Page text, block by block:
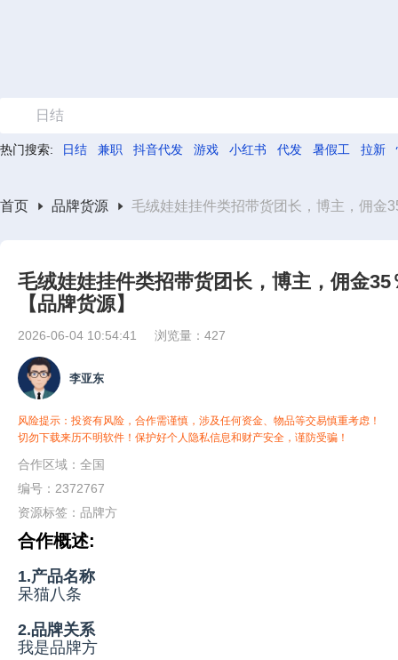
日结
热门搜索: 日结 兼职 抖音代发 游戏 小红书 代发 暑假工 拉新
首页 品牌货源 毛绒娃娃挂件类招带货团长，博主，佣金
毛绒娃娃挂件类招带货团长，博主，佣金
【品牌货源】
2026-06-04 10:54:41 浏览量：427
李亚东
风险提示：投资有风险，合作需谨慎，涉及任何资金、物品等交易慎重考虑！
切勿下载来历不明软件！保护好个人隐私信息和财产安全，谨防受骗！
合作区域：全国
编号：2372767
资源标签： 品牌方
合作概述:
1.产品名称
呆猫八条
2.品牌关系
我是品牌方